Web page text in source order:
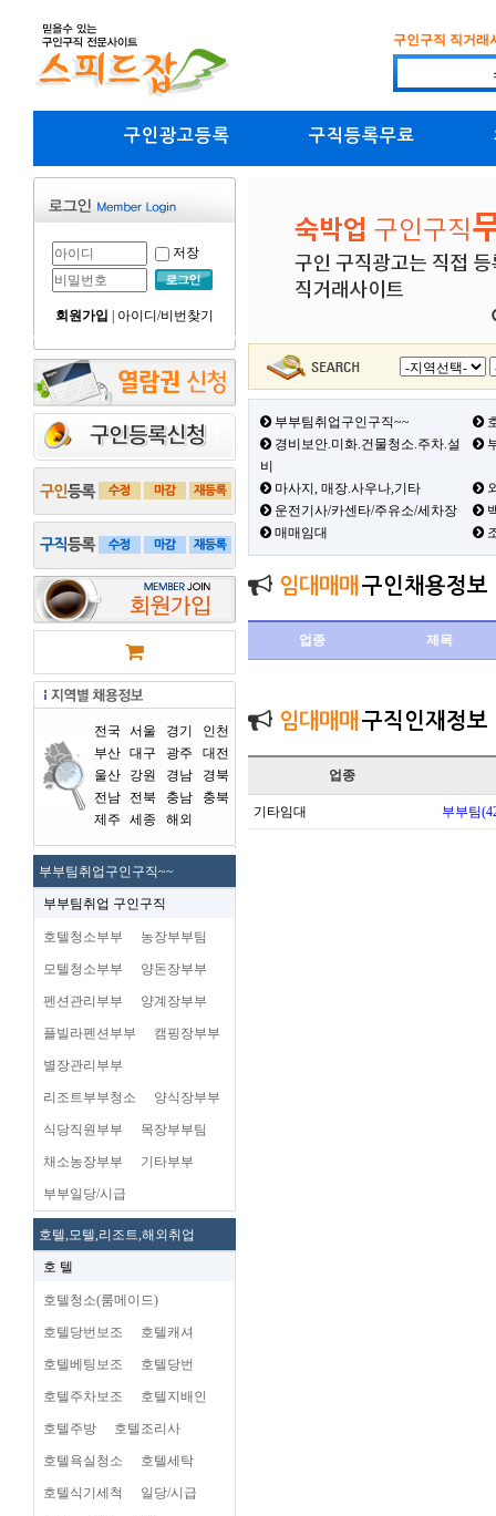
구인구직 직거래
구인광고등록 구직등록무료
저장
회원가입 아이디/비번찾기
전국 서울 경기
인천
부산 대구 광주
대전
울산
강원 경남
경북
전남
전북 충남
충북
제주
세종 해외
부부팀취업구인구직~~
부부팀취업 구인구직
호텔청소부부 농장부부팀
모텔청소부부 양돈장부부
펜션관리부부 양계장부부
플빌라펜션부부 캠핑장부부
별장관리부부
리조트부부청소 양식장부부
식당직원부부 목장부부팀
채소농장부부 기타부부
부부일당/시급
호텔,모텔,리조트,해외취업
호 텔
호텔청소(룸메이드)
호텔당번보조 호텔캐셔
호텔베팅보조 호텔당번
호텔주차보조 호텔지배인
호텔주방 호텔조리사
호텔욕실청소 호텔세탁
호텔식기세척 일당/시급
부부팀취업구인구직~~
경비보안.미화.건물청소.주차.설
비
마사지, 매장.사우나,기타
운전기사/카센타/주유소/세차장
매매임대
임대매매 구인채용정보
업종 제목
임대매매 구직인재정보
업종
기타임대 부부팀